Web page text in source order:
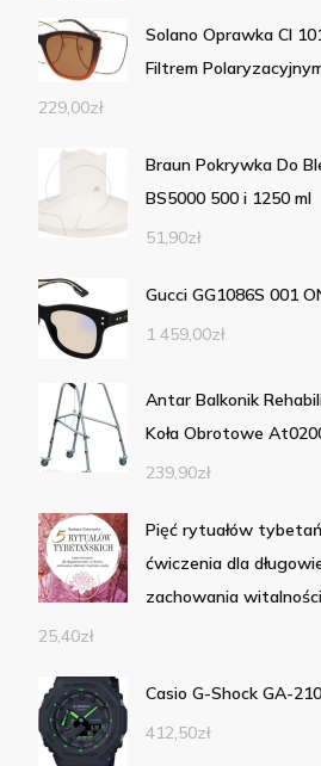
Solano Oprawka Cl
Filtrem
229,00zł
Braun Pokrywka Do
BS5000 500 i 1250 ml
51,90zł
Gucci GG1086S 001
1 459,00zł
Antar Balkonik
Koła Obrotowe
239,90zł
Pięć rytuałów
ćwiczenia dla
zachowania
25,40zł
Casio G-Shock GA-
412,50zł